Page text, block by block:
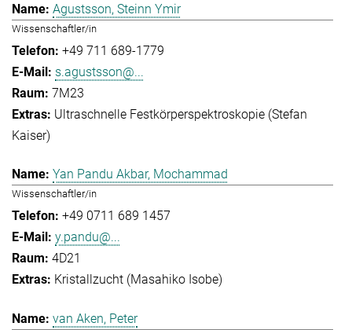
Agustsson, Steinn Ymir
Wissenschaftler/in
+49 711 689-1779
s.agustsson@...
7M23
Ultraschnelle Festkörperspektroskopie (Stefan
Kaiser)
Yan Pandu Akbar, Mochammad
Wissenschaftler/in
+49 0711 689 1457
y.pandu@...
4D21
Kristallzucht (Masahiko Isobe)
van Aken, Peter